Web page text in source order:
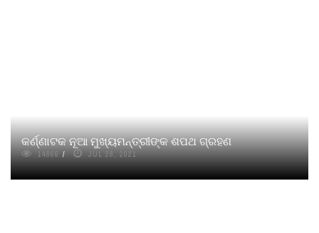
କର୍ଣ୍ଣାଟକ ନୂଆ ମୁଖ୍ୟମନ୍ତ୍ରୀଙ୍କ ଶପଥ ଗ୍ରହଣ
14866 JUL 28, 2021